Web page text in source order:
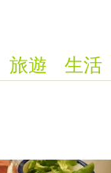
生活
旅遊